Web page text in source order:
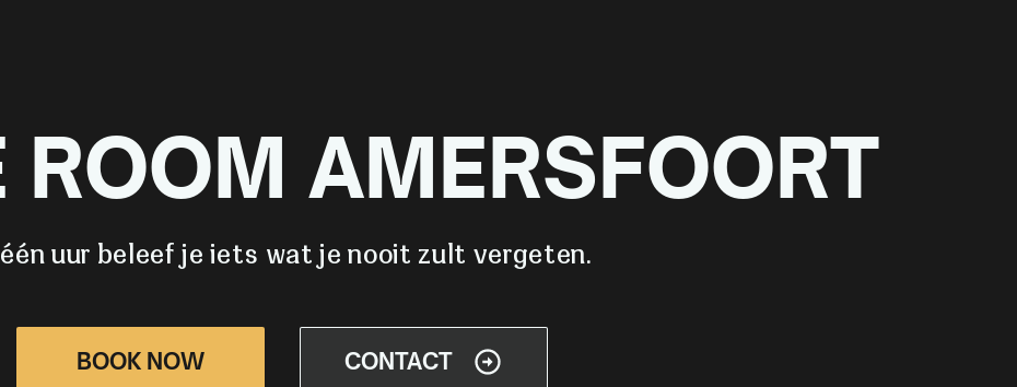
ROOM AMERSFOORT
uur beleef je iets wat je nooit zult vergeten.
BOOK NOW CONTACT